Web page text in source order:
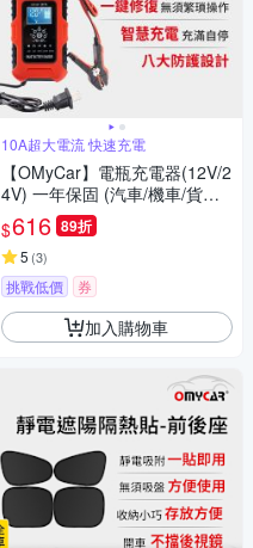
10A超大電流 快速充電
【OMyCar】電瓶充電器(12V/2
4V) 一年保固 (汽車/機車/貨車/
電瓶修復)
$616 89折
5 (3)
挑戰低價 券
加入購物車